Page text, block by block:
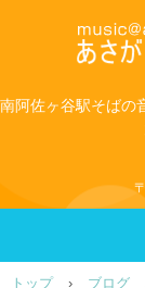
南阿佐ヶ谷駅そばの
トップ › ブログ